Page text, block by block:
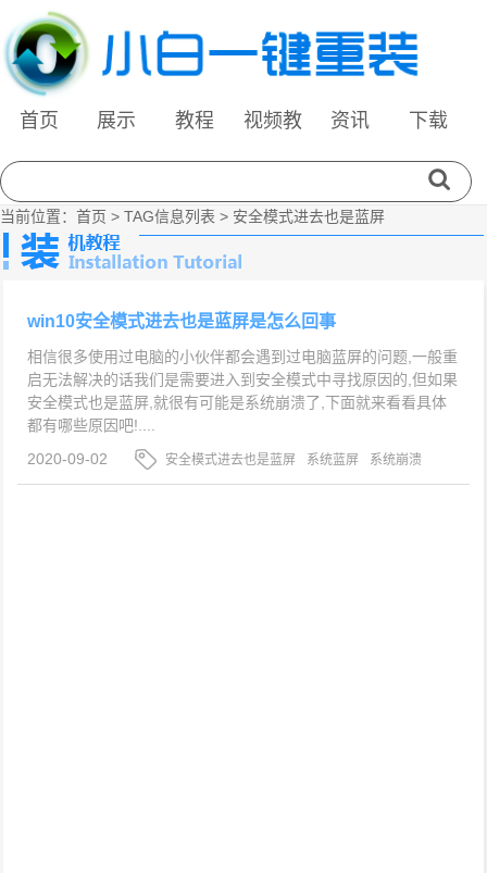
首页 展示 教程
视频教
资讯 下载
当前位置： 首页 > TAG信息列表 > 安全模式进去也是蓝屏
win10安全模式进去也是蓝屏是怎么回事
相信很多使用过电脑的小伙伴都会遇到过电脑蓝屏的问题,一般重
启无法解决的话我们是需要进入到安全模式中寻找原因的,但如果
安全模式也是蓝屏,就很有可能是系统崩溃了,下面就来看看具体
都有哪些原因吧!....
2020-09-02
安全模式进去也是蓝屏 系统蓝屏 系统崩溃